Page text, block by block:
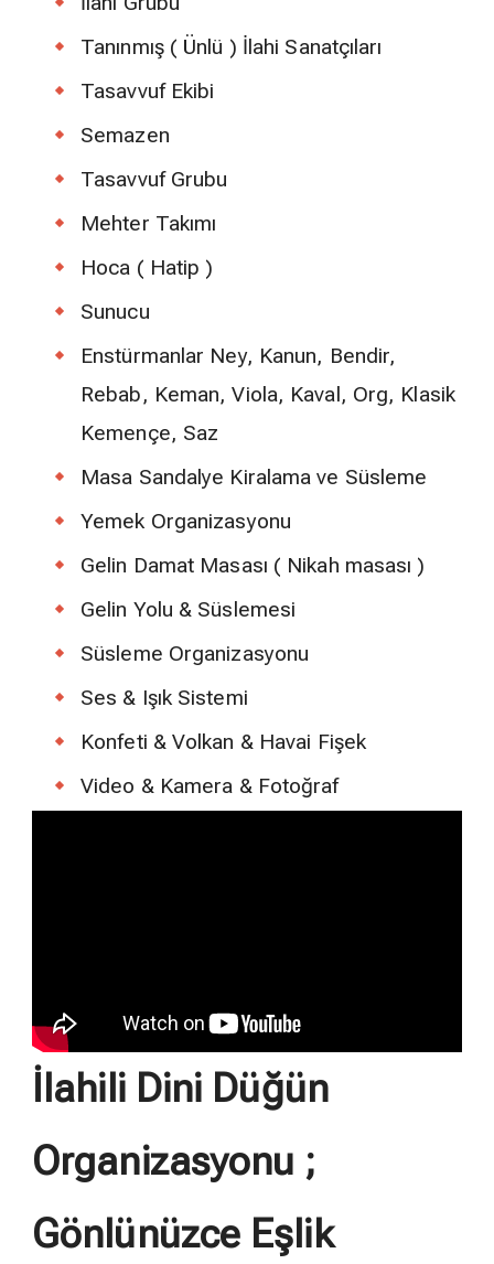
Tanınmış ( Ünlü ) İlahi Sanatçıları
Tasavvuf Ekibi
Semazen
Tasavvuf Grubu
Mehter Takımı
Hoca ( Hatip )
Sunucu
Enstürmanlar Ney, Kanun, Bendir,
Rebab, Keman, Viola, Kaval, Org, Klasik
Kemençe, Saz
Masa Sandalye Kiralama ve Süsleme
Yemek Organizasyonu
Gelin Damat Masası ( Nikah masası )
Gelin Yolu & Süslemesi
Süsleme Organizasyonu
Ses & Işık Sistemi
Konfeti & Volkan & Havai Fişek
Video & Kamera & Fotoğraf
İlahili Dini Düğün
Organizasyonu ;
Gönlünüzce Eşlik